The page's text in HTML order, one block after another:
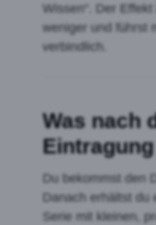
Wissen“. Der
weniger und führst
verbindlich.
Was nach
Du bekommst den
Danach erhältst
Serie mit kleinen,